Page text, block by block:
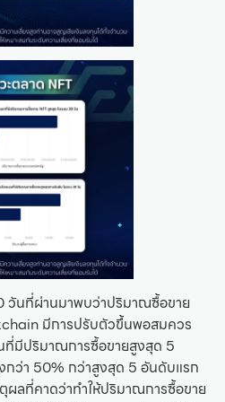
วันที่ผ่านมาพบว่าปริมาณซื้อขาย
มีการปรับตัวขึ้นพอสมควร
ที่มีปริมาณการซื้อขายสูงสุด 5
ว่า 50% กว่าสูงสุด 5 อันดับแรก
ผลที่คาดว่าทำให้ปริมาณการซื้อขาย